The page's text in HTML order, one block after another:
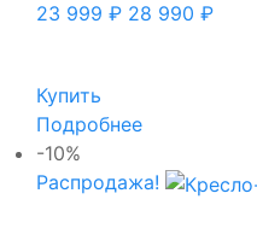
23 999 ₽ 28 990 ₽
Купить
Подробнее
-10%
Распродажа!